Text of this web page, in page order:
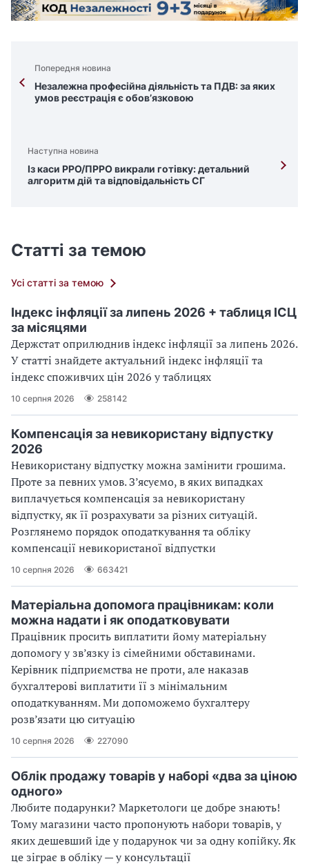
Попередня новина
Незалежна професійна діяльність та ПДВ: за яких
умов реєстрація є обов’язковою
Наступна новина
Із каси РРО/ПРРО викрали готівку: детальний
алгоритм дій та відповідальність СГ
Статті за темою
Усі статті за темою
Індекс інфляції за липень 2026 + таблиця ІСЦ
за місяцями
Держстат оприлюднив індекс інфляції за липень 2026.
У статті знайдете актуальний індекс інфляції та
індекс споживчих цін 2026 у таблицях
10 серпня 2026 258142
Компенсація за невикористану відпустку
2026
Невикористану відпустку можна замінити грошима.
Проте за певних умов. З’ясуємо, в яких випадках
виплачується компенсація за невикористану
відпустку, як її розрахувати за різних ситуацій.
Розглянемо порядок оподаткування та обліку
компенсації невикористаної відпустки
10 серпня 2026 663421
Матеріальна допомога працівникам: коли
можна надати і як оподатковувати
Працівник просить виплатити йому матеріальну
допомогу у зв’язку із сімейними обставинами.
Керівник підприємства не проти, але наказав
бухгалтерові виплатити її з мінімальним
оподаткуванням. Ми допоможемо бухгалтеру
розв’язати цю ситуацію
10 серпня 2026 227090
Облік продажу товарів у наборі «два за ціною
одного»
Любите подарунки? Маркетологи це добре знають!
Тому магазини часто пропонують набори товарів, у
яких дешевший іде у подарунок чи за одну копійку. Як
це зіграє в обліку — у консультації